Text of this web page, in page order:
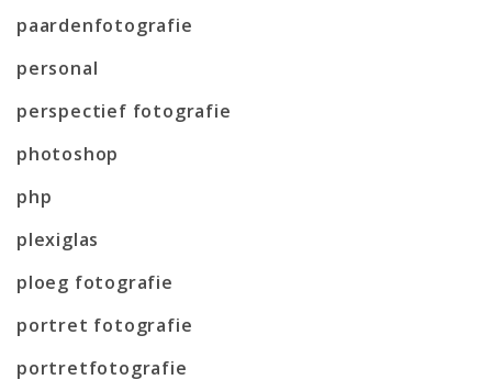
paardenfotografie
personal
perspectief fotografie
photoshop
php
plexiglas
ploeg fotografie
portret fotografie
portretfotografie